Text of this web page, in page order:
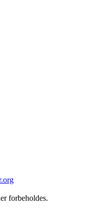
forbeholdes.